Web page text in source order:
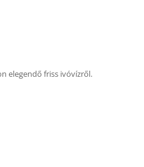
elegendő friss ivóvízről.